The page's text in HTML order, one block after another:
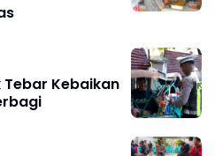
Kebaikan